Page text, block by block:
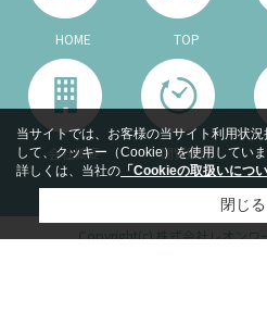
HOME TOP
会社概要 閲覧履歴
Copyright(c) 株式会社レオンワ
当サイトでは、お客様の当サイト利用状
して、クッキー（Cookie）を使用していま
詳しくは、当社の 「Cookieの取扱いについ
閉じる